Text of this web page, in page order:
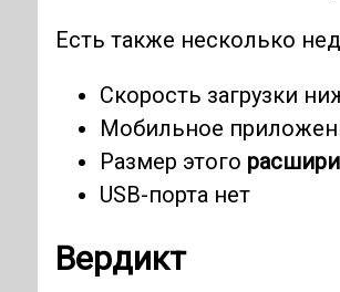
Есть также несколько
Скорость загрузки
Мобильное
Размер этого
USB-порта нет
Вердикт